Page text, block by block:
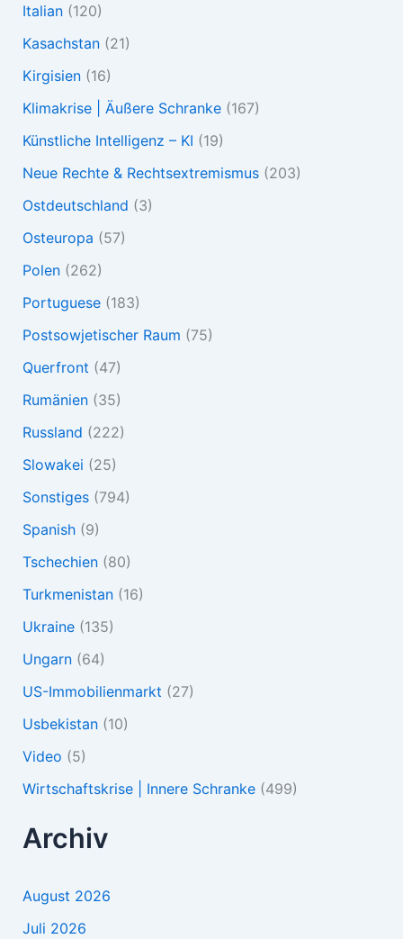
Italian(120)
Kasachstan(21)
Kirgisien(16)
Klimakrise | Äußere Schranke(167)
Künstliche Intelligenz – KI (19)
Neue Rechte & Rechtsextremismus(203)
Ostdeutschland (3)
Osteuropa (57)
Polen(262)
Portuguese(183)
Postsowjetischer Raum (75)
Querfront (47)
Rumänien(35)
Russland (222)
Slowakei (25)
Sonstiges(794)
Spanish(9)
Tschechien(80)
Turkmenistan(16)
Ukraine(135)
Ungarn(64)
US-Immobilienmarkt (27)
Usbekistan(10)
Video (5)
Wirtschaftskrise | Innere Schranke(499)
Archiv
August 2026
Juli 2026